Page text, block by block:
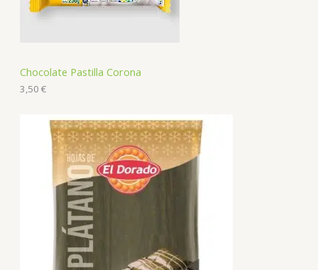
Chocolate Pastilla Corona
3,50 €